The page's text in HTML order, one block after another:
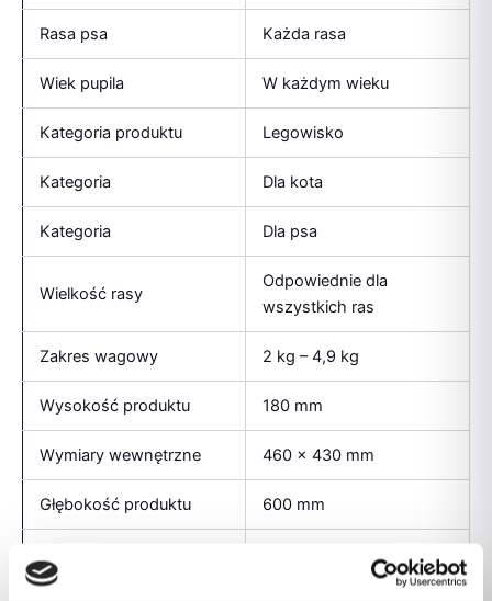
Rasa psa Każda rasa
Wiek pupila W każdym wieku
Kategoria produktu Legowisko
Kategoria Dla kota
Kategoria Dla psa
Wielkość rasy
Odpowiednie dla
wszystkich ras
Zakres wagowy 2 kg – 4,9 kg
Wysokość produktu 180 mm
Wymiary wewnętrzne 460 x 430 mm
Głębokość produktu 600 mm